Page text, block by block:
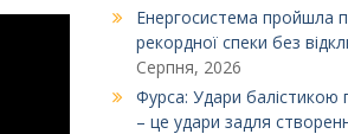
Енергосистема пройшла
рекордної спеки без
Серпня, 2026
Фурса: Удари балістикою
– це удари задля